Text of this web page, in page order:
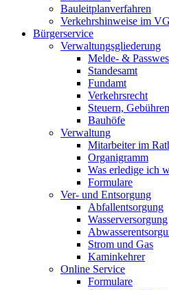
Bauleitplanverfahren
Verkehrshinweise im
Bürgerservice
Verwaltungsgliederung
Melde- &
Standesamt
Fundamt
Verkehrsrecht
Steuern,
Bauhöfe
Verwaltung
Mitarbeiter im
Organigramm
Was erledige ich
Formulare
Ver- und Entsorgung
Abfallentsorgung
Wasserversorgung
Strom und Gas
Kaminkehrer
Online Service
Formulare